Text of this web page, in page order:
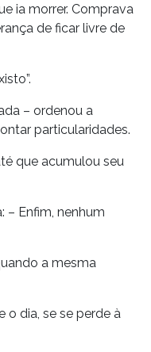
ia morrer. Comprava
de ficar livre de
– ordenou a
particularidades.
que acumulou seu
– Enfim, nenhum
a mesma
o dia, se se perde à